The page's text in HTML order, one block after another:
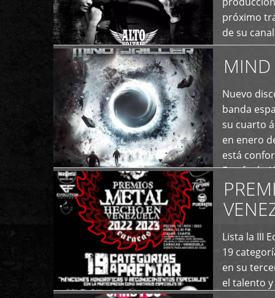
próximo
de su
momento
MIND
Nuevo
banda
su cuarto
en enero
está
Estefanía
+
Lista la III
19
en su
el talento
+